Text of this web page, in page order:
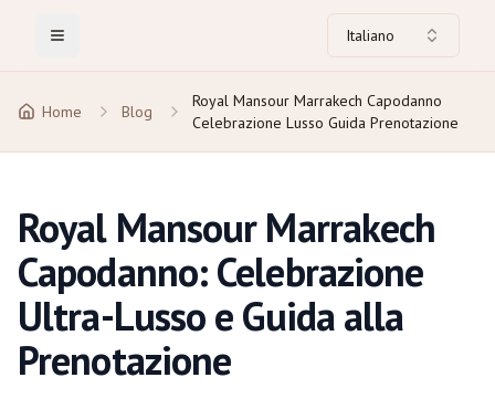
Toggle Menu Italiano
Home Blog
Royal Mansour Marrakech Capodanno
Celebrazione Lusso Guida Prenotazione
Royal Mansour Marrakech
Capodanno: Celebrazione
Ultra-Lusso e Guida alla
Prenotazione